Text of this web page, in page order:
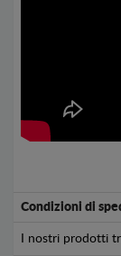
Condizioni di
I nostri prodotti